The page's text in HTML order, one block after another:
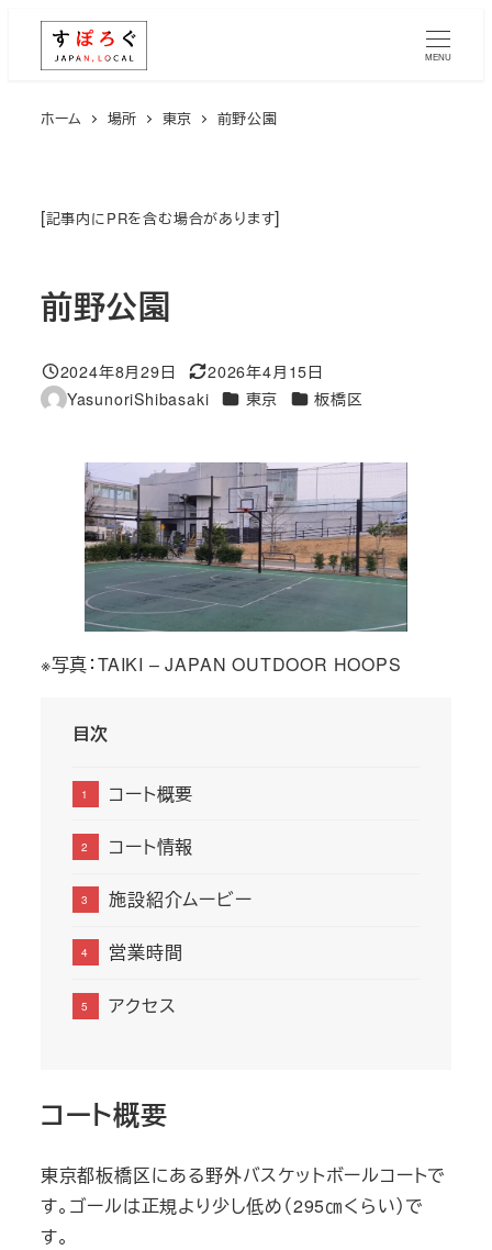
MENU
ホーム 場所 東京 前野公園
[記事内にPRを含む場合があります]
前野公園
投稿日
2024年8月29日
更新日
2026年4月15日
著
YasunoriShibasaki エリア東京 エリア板橋区
※写真：TAIKI – JAPAN OUTDOOR HOOPS
目次
コート概要
コート情報
施設紹介ムービー
営業時間
アクセス
コート概要
東京都板橋区にある野外バスケットボールコートで
す。ゴールは正規より少し低め（295㎝くらい）で
す。